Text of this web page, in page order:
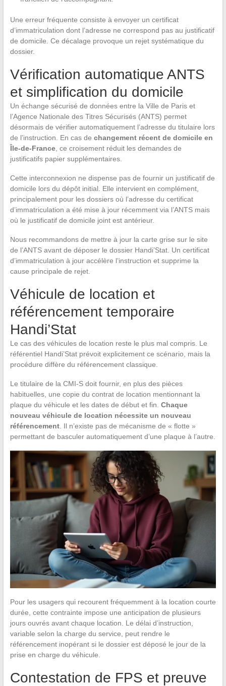
Une erreur fréquente consiste à envoyer un certificat
d’immatriculation dont l’adresse ne correspond pas au justificatif
de domicile. Ce décalage provoque un rejet systématique du
dossier.
Vérification automatique ANTS
et simplification du domicile
Un échange sécurisé de données entre la Ville de Paris et
l’Agence Nationale des Titres Sécurisés (ANTS) permet
désormais de vérifier automatiquement l’adresse du titulaire lors
de l’instruction. En cas de changement récent de domicile en
Île-de-France, ce croisement réduit les demandes de
justificatifs papier supplémentaires.
Cette interconnexion ne dispense pas de fournir un justificatif de
domicile lors du dépôt initial. Elle intervient en complément,
principalement pour les dossiers où l’adresse du certificat
d’immatriculation a été mise à jour récemment via l’ANTS mais
où le justificatif de domicile joint est antérieur.
Nous recommandons de mettre à jour la carte grise sur le site
de l’ANTS avant de déposer le dossier Handi’Stat. Un certificat
d’immatriculation à jour accélère l’instruction et supprime la
cause principale de rejet.
Véhicule de location et
référencement temporaire
Handi’Stat
Le cas des véhicules de location reste le plus mal compris. Le
référentiel Handi’Stat prévoit explicitement ce scénario, mais la
procédure diffère du référencement classique.
Le titulaire de la CMI-S doit fournir, en plus des pièces
habituelles, une copie du contrat de location mentionnant la
plaque du véhicule et les dates de début et fin. Chaque
nouveau véhicule de location nécessite un nouveau
référencement. Il n’existe pas de mécanisme de « flotte »
permettant de basculer automatiquement d’une plaque à l’autre.
Pour les usagers qui recourent fréquemment à la location courte
durée, cette contrainte impose une anticipation de plusieurs
jours ouvrés avant chaque location. Le délai d’instruction,
variable selon la charge du service, peut rendre le
référencement inopérant si le dossier est déposé le jour de la
prise en charge du véhicule.
Contestation de FPS et preuve